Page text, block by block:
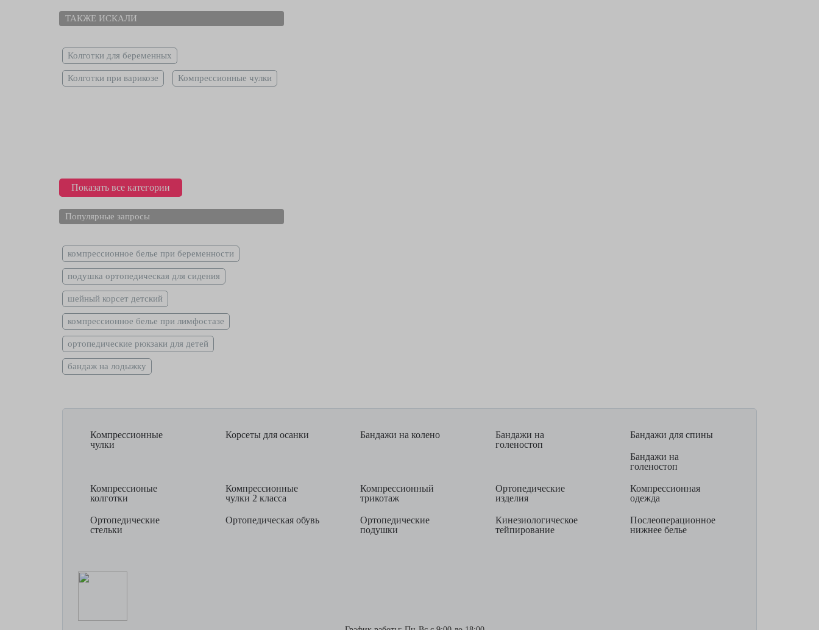
Запорожье
ТАКЖЕ ИСКАЛИ
Колготки для беременных
Колготки при варикозе Компрессионные чулки
Показать все категории
Популярные запросы
компрессионное белье при беременности
подушка ортопедическая для сидения
шейный корсет детский
компрессионное белье при лимфостазе
ортопедические рюкзаки для детей
бандаж на лодыжку
Компрессионные
чулки
Корсеты для осанки Бандажи на колено
Бандажи на
голеностоп
Бандажи для спины
Бандажи на
голеностоп
Компрессионые
колготки
Компрессионные
чулки 2 класса
Компрессионный
трикотаж
Ортопедические
изделия
Компрессионная
одежда
Ортопедические
стельки
Ортопедическая обувь
Ортопедические
подушки
Кинезиологическое
тейпирование
Послеоперационное
нижнее белье